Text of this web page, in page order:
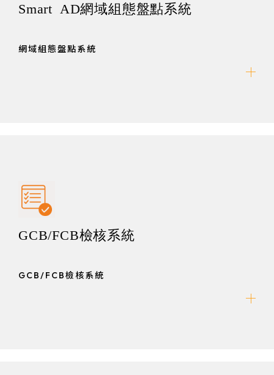
Smart AD網域組態盤點系統
網域組態盤點系統
GCB/FCB檢核系統
GCB/FCB檢核系統